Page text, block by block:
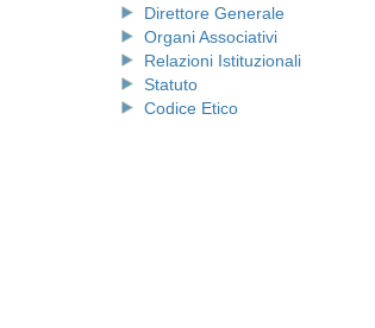
Direttore Generale
Organi Associativi
Relazioni Istituzionali
Statuto
Codice Etico